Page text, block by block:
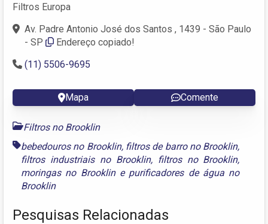
Filtros Europa
Av. Padre Antonio José dos Santos , 1439 - São Paulo
- SP
Endereço copiado!
(11) 5506-9695
Mapa Comente
Filtros no Brooklin
bebedouros no Brooklin, filtros de barro no Brooklin,
filtros industriais no Brooklin, filtros no Brooklin,
moringas no Brookline purificadores de água no
Brooklin
Pesquisas Relacionadas